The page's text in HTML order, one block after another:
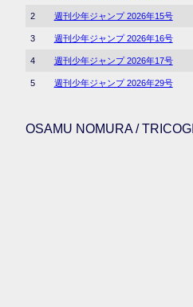
2 週刊少年ジャンプ 2026年15号
3 週刊少年ジャンプ 2026年16号
4 週刊少年ジャンプ 2026年17号
5 週刊少年ジャンプ 2026年29号
OSAMU NOMURA /